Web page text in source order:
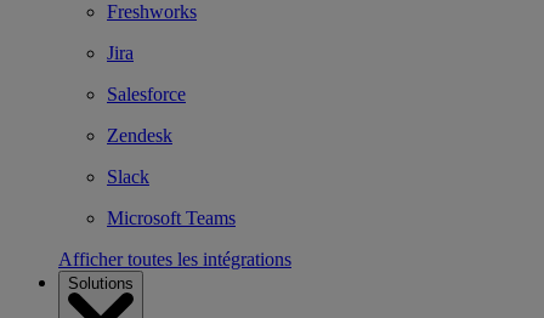
Freshworks
Jira
Salesforce
Zendesk
Slack
Microsoft Teams
Afficher toutes les intégrations
Solutions